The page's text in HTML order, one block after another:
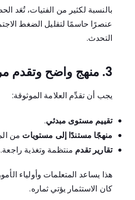
عنصرًا حاسمًا لتقليل الضغط
التحدث.
3. منهج واضح وتقدم مرئي
يجب أن تقدِّم العلامة الموثوقة:
تقييم مستوى مبدئي.
منهجًا مستندًا إلى مستويات من
تقارير تقدم منتظمة وتغذية راجعة.
هذا يساعد المتعلمات وأولياء
كان الاستثمار يؤتي ثماره.